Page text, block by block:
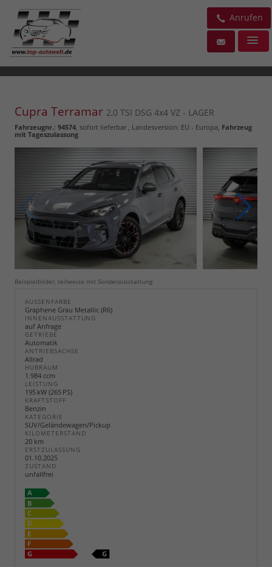
Anrufen
Cupra Terramar 2,0 TSI DSG 4x4 VZ - LAGER
Fahrzeugnr.: 94574 sofort lieferbar , Landesversion: EU - Europa, Fahrzeug
mit Tageszulassung
Beispielbilder, teilweise mit Sonderausstattung
AUSSENFARBE
Graphene Grau Metallic (R6)
INNENAUSSTATTUNG
auf Anfrage
GETRIEBE
Automatik
ANTRIEBSACHSE
Allrad
HUBRAUM
1.984 ccm
LEISTUNG
195 kW (265 PS)
KRAFTSTOFF
Benzin
KATEGORIE
SUV/Geländewagen/Pickup
KILOMETERSTAND
20 km
ERSTZULASSUNG
01.10.2025
ZUSTAND
unfallfrei